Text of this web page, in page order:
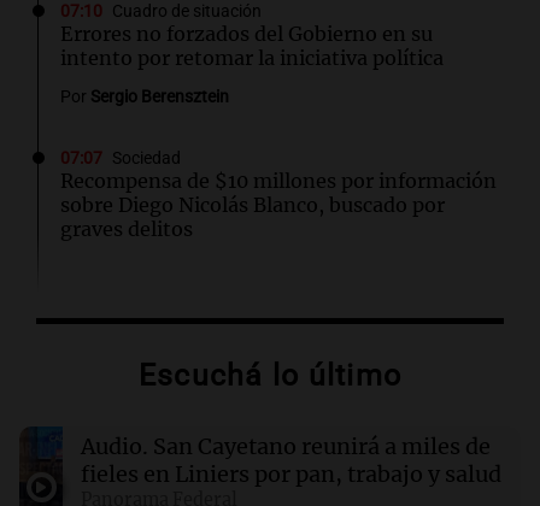
07:10 Cuadro de situación
Errores no forzados del Gobierno en su
intento por retomar la iniciativa política
Por Sergio Berensztein
07:07 Sociedad
Recompensa de $10 millones por información
sobre Diego Nicolás Blanco, buscado por
graves delitos
Los fieles ya participan de la celebración de
07:00
Dólar hoy, dólar blue hoy: a cuánto cotiza este
viernes 7 de agosto
Escuchá lo último
Audio. San Cayetano reunirá a miles de
fieles en Liniers por pan, trabajo y salud